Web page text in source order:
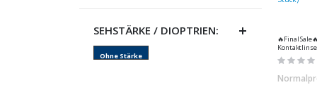
🔥Final
Halloween -
Stück)
Rating:
SEHSTÄRKE / DIOPTRIEN:
Ohne Stärke